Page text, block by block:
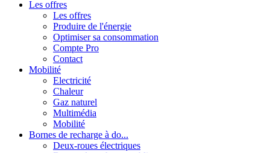
Les offres
Les offres
Produire de l'énergie
Optimiser sa consommation
Compte Pro
Contact
Mobilité
Electricité
Chaleur
Gaz naturel
Multimédia
Mobilité
Bornes de recharge à do...
Deux-roues électriques